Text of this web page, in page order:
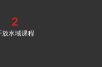
2
放水域课程